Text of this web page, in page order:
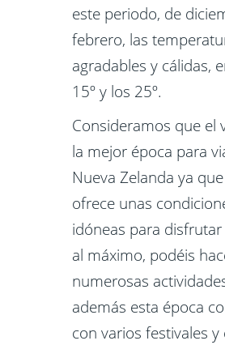
este periodo, de
febrero, las
agradables y cálidas,
15º y los 25º.
Consideramos que el
la mejor época para
Nueva Zelanda ya
ofrece unas
idóneas para disfrutar
al máximo, podéis
numerosas
además esta época
con varios festivales y